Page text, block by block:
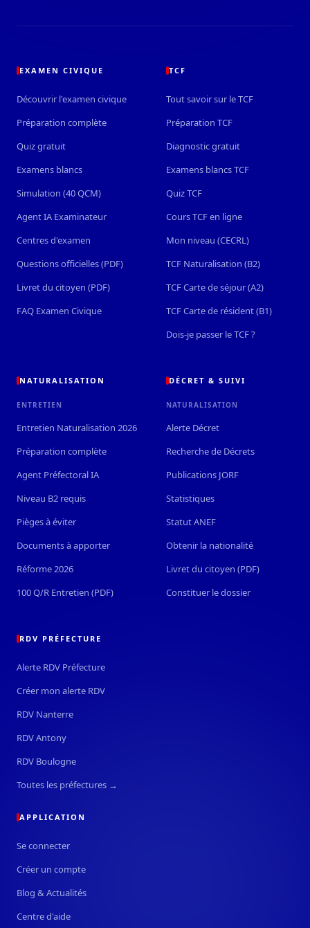
EXAMEN CIVIQUE
Découvrir l'examen civique
Préparation complète
Quiz gratuit
Examens blancs
Simulation (40 QCM)
Agent IA Examinateur
Centres d'examen
Questions officielles (PDF)
Livret du citoyen (PDF)
FAQ Examen Civique
TCF
Tout savoir sur le TCF
Préparation TCF
Diagnostic gratuit
Examens blancs TCF
Quiz TCF
Cours TCF en ligne
Mon niveau (CECRL)
TCF Naturalisation (B2)
TCF Carte de séjour (A2)
TCF Carte de résident (B1)
Dois-je passer le TCF ?
NATURALISATION
ENTRETIEN
Entretien Naturalisation 2026
Préparation complète
Agent Préfectoral IA
Niveau B2 requis
Pièges à éviter
Documents à apporter
Réforme 2026
100 Q/R Entretien (PDF)
DÉCRET & SUIVI
NATURALISATION
Alerte Décret
Recherche de Décrets
Publications JORF
Statistiques
Statut ANEF
Obtenir la nationalité
Livret du citoyen (PDF)
Constituer le dossier
RDV PRÉFECTURE
Alerte RDV Préfecture
Créer mon alerte RDV
RDV Nanterre
RDV Antony
RDV Boulogne
Toutes les préfectures →
APPLICATION
Se connecter
Créer un compte
Blog & Actualités
Centre d'aide